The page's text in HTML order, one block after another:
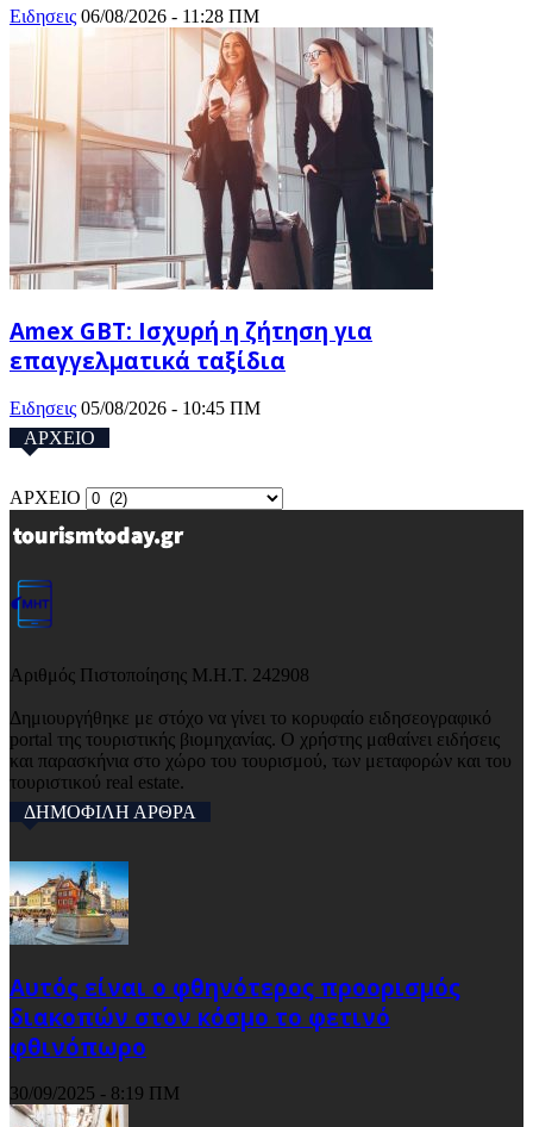
Ειδησεις 06/08/2026 - 11:28 ΠΜ
Amex GBT: Ισχυρή η ζήτηση για
επαγγελματικά ταξίδια
Ειδησεις 05/08/2026 - 10:45 ΠΜ
ΑΡΧΕΙΟ
ΑΡΧΕΙΟ
Αριθμός Πιστοποίησης Μ.Η.Τ. 242908
Δημιουργήθηκε με στόχο να γίνει το κορυφαίο ειδησεογραφικό
portal της τουριστικής βιομηχανίας. Ο χρήστης μαθαίνει ειδήσεις
και παρασκήνια στο χώρο του τουρισμού, των μεταφορών και του
τουριστικού real estate.
ΔΗΜΟΦΙΛΗ ΑΡΘΡΑ
Αυτός είναι ο φθηνότερος προορισμός
διακοπών στον κόσμο το φετινό
φθινόπωρο
30/09/2025 - 8:19 ΠΜ